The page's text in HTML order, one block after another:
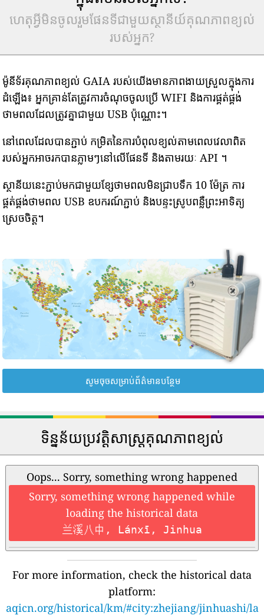
ហេតុអ្វីមិនចូលរួមផែនទីជាមួយស្ថានីយ៍គុណភាពខ្យល់
របស់អ្នក?
ម៉ូនីទ័រគុណភាពខ្យល់ GAIA របស់យើងមានភាពងាយស្រួលក្នុងការ
ដំឡើង៖ អ្នកគ្រាន់តែត្រូវការចំណុចចូលប្រើ WIFI និងការផ្គត់ផ្គង់
ថាមពលដែលត្រូវគ្នាជាមួយ USB ប៉ុណ្ណោះ។
នៅពេលដែលបានភ្ជាប់ កម្រិតនៃការបំពុលខ្យល់តាមពេលវេលាពិត
របស់អ្នកអាចរកបានភ្លាមៗនៅលើផែនទី និងតាមរយៈ API ។
ស្ថានីយនេះភ្ជាប់មកជាមួយខ្សែថាមពលមិនជ្រាបទឹក 10 ម៉ែត្រ ការ
ផ្គត់ផ្គង់ថាមពល USB ឧបករណ៍ភ្ជាប់ និងបន្ទះស្រូបពន្លឺព្រះអាទិត្យ
ស្រេចចិត្ត។
សូមចុចសម្រាប់ព័ត៌មានបន្ថែម
ទិន្នន័យប្រវត្តិសាស្រ្តគុណភាពខ្យល់
Oops... Sorry, something wrong happened
Sorry, something wrong happened while
loading the historical data
兰溪八中, Lánxī, Jinhua
For more information, check the historical data
platform:
aqicn.org/historical/km/#city:zhejiang/jinhuashi/la